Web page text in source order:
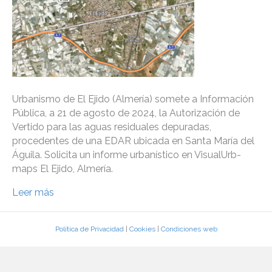
Urbanismo de El Ejido (Almería) somete a Información
Pública, a 21 de agosto de 2024, la Autorización de
Vertido para las aguas residuales depuradas,
procedentes de una EDAR ubicada en Santa María del
Águila. Solicita un informe urbanístico en VisualUrb-
maps El Ejido, Almería.
Leer más
Política de Privacidad| Cookies| Condiciones web